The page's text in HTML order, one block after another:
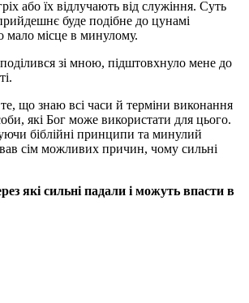
або їх відлучають від служіння. Суть
буде подібне до цунамі
мало місце в минулому.
зі мною, підштовхнуло мене до
що знаю всі часи й терміни виконання
які Бог може використати для цього.
біблійні принципи та минулий
сім можливих причин, чому сильні
які сильні падали і можуть впасти в